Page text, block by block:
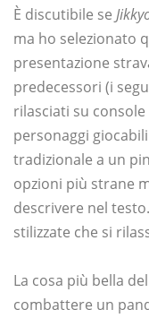
È discutibile se
ma ho selezionato
presentazione
predecessori (i
rilasciati su
personaggi
tradizionale a un
opzioni più strane
descrivere nel
stilizzate che si
La cosa più bella
combattere un